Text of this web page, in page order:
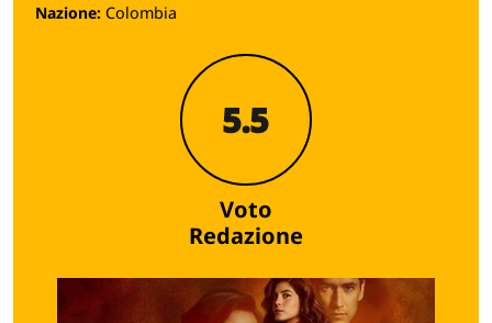
Nazione: Colombia
5.5
Voto
Redazione